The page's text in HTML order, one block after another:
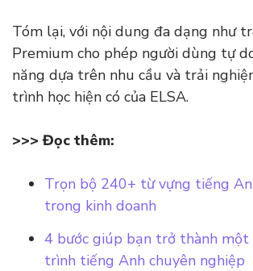
Tóm lại, với nội dung đa dạng như
Premium cho phép người dùng tự
năng dựa trên nhu cầu và trải
trình học hiện có của ELSA.
>>> Đọc thêm:
Trọn bộ 240+ từ vựng tiếng
trong kinh doanh
4 bước giúp bạn trở thành
trình tiếng Anh chuyên nghiệp